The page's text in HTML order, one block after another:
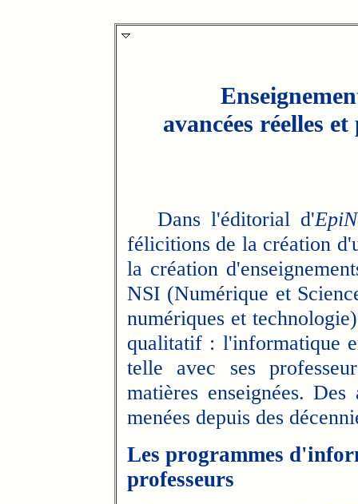
avancées réelles
Dans l'éditorial d'
félicitions de la création
la création
NSI (Numérique et
numériques et
qualitatif : l'informatique
telle avec ses
matières enseignées.
menées depuis des
Les programmes
professeurs